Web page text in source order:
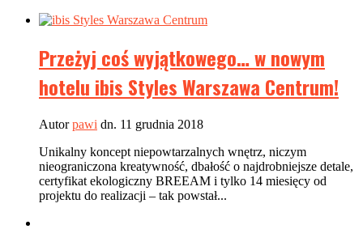
Przeżyj coś wyjątkowego… w nowym
hotelu ibis Styles Warszawa Centrum!
Autorpawi dn. 11 grudnia 2018
Unikalny koncept niepowtarzalnych wnętrz, niczym
nieograniczona kreatywność, dbałość o najdrobniejsze detale,
certyfikat ekologiczny BREEAM i tylko 14 miesięcy od
projektu do realizacji – tak powstał...